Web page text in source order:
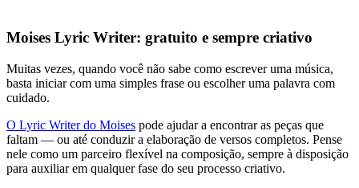
Moises Lyric Writer: gratuito e sempre criativo
Muitas vezes, quando você não sabe como escrever uma música,
basta iniciar com uma simples frase ou escolher uma palavra com
cuidado.
O Lyric Writer do Moises pode ajudar a encontrar as peças que
faltam — ou até conduzir a elaboração de versos completos. Pense
nele como um parceiro flexível na composição, sempre à disposição
para auxiliar em qualquer fase do seu processo criativo.